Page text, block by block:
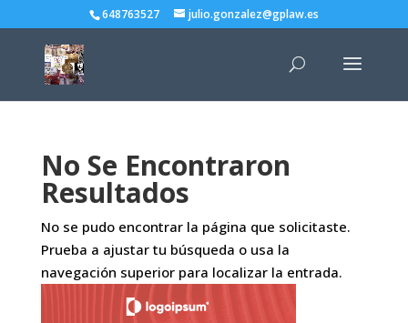
648763527 julio.gonzalez@gplaw.es
No Se Encontraron
Resultados
No se pudo encontrar la página que solicitaste.
Prueba a ajustar tu búsqueda o usa la
navegación superior para localizar la entrada.